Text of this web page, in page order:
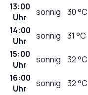
13:00
Uhr
sonnig 30°C
14:00
Uhr
sonnig 31 °C
15:00
Uhr
sonnig 32°C
16:00
Uhr
sonnig 32°C